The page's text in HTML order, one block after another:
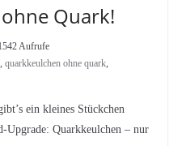
Quark!
Aufrufe
, quarkkeulchen ohne quark,
ein kleines Stückchen
Upgrade: Quarkkeulchen – nur